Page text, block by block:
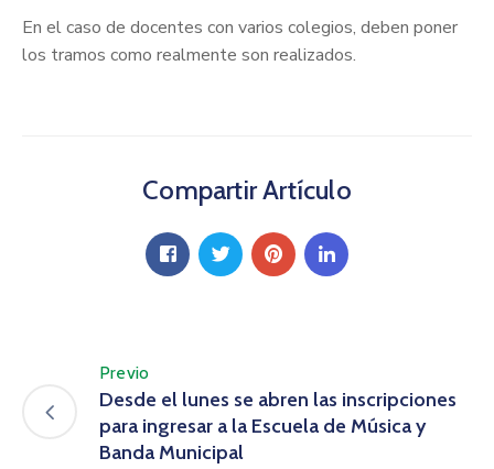
En el caso de docentes con varios colegios, deben poner
los tramos como realmente son realizados.
Compartir Artículo
Previo
Desde el lunes se abren las inscripciones
para ingresar a la Escuela de Música y
Banda Municipal